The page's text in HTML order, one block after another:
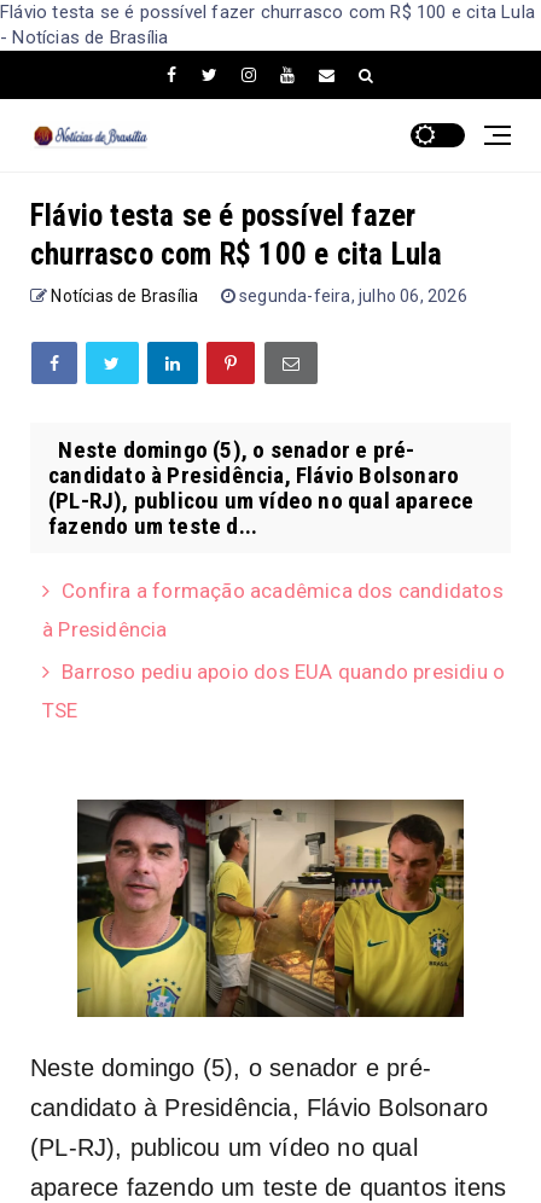
Flávio testa se é possível fazer churrasco com R$ 100 e cita Lula
- Notícias de Brasília
Flávio testa se é possível fazer
churrasco com R$ 100 e cita Lula
Notícias de Brasília segunda-feira, julho 06, 2026
Neste domingo (5), o senador e pré-
candidato à Presidência, Flávio Bolsonaro
(PL-RJ), publicou um vídeo no qual aparece
fazendo um teste d...
Confira a formação acadêmica dos candidatos
à Presidência
Barroso pediu apoio dos EUA quando presidiu o
TSE
Neste domingo (5), o senador e pré-
candidato à Presidência, Flávio Bolsonaro
(PL-RJ), publicou um vídeo no qual
aparece fazendo um teste de quantos itens